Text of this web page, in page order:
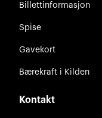
Billettinformasjon
Spise
Gavekort
Bærekraft i Kilden
Kontakt